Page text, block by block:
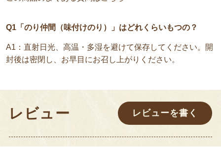
Q1「のり仲間（味付けのり）」はどれくらいもつの？
A1：直射日光、高温・多湿を避けて保存してください。開
封後は密閉し、お早目にお召し上がりください。
レビュー レビューを書く